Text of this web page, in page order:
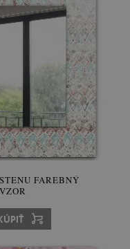
FAREBNÝ